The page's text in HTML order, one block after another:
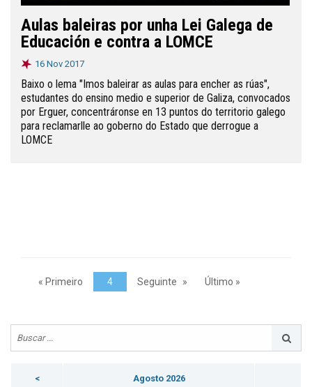
Aulas baleiras por unha Lei Galega de
Educación e contra a LOMCE
16 Nov 2017
Baixo o lema "Imos baleirar as aulas para encher as rúas",
estudantes do ensino medio e superior de Galiza, convocados
por Erguer, concentráronse en 13 puntos do territorio galego
para reclamarlle ao goberno do Estado que derrogue a
LOMCE
« Primeiro 4 Seguinte Último »
< Agosto 2026